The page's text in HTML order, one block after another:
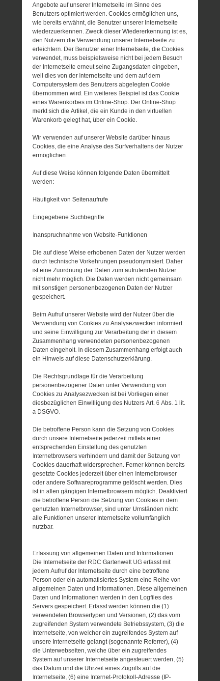
Angebote auf unserer Internetseite im Sinne des
Benutzers optimiert werden. Cookies ermöglichen uns,
wie bereits erwähnt, die Benutzer unserer Internetseite
wiederzuerkennen. Zweck dieser Wiedererkennung ist es,
den Nutzern die Verwendung unserer Internetseite zu
erleichtern. Der Benutzer einer Internetseite, die Cookies
verwendet, muss beispielsweise nicht bei jedem Besuch
der Internetseite erneut seine Zugangsdaten eingeben,
weil dies von der Internetseite und dem auf dem
Computersystem des Benutzers abgelegten Cookie
übernommen wird. Ein weiteres Beispiel ist das Cookie
eines Warenkorbes im Online-Shop. Der Online-Shop
merkt sich die Artikel, die ein Kunde in den virtuellen
Warenkorb gelegt hat, über ein Cookie.
Wir verwenden auf unserer Website darüber hinaus
Cookies, die eine Analyse des Surfverhaltens der Nutzer
ermöglichen.
Auf diese Weise können folgende Daten übermittelt
werden:
Häufigkeit von Seitenaufrufe
Eingegebene Suchbegriffe
Inanspruchnahme von Website-Funktionen
Die auf diese Weise erhobenen Daten der Nutzer werden
durch technische Vorkehrungen pseudonymisiert. Daher
ist eine Zuordnung der Daten zum aufrufenden Nutzer
nicht mehr möglich. Die Daten werden nicht gemeinsam
mit sonstigen personenbezogenen Daten der Nutzer
gespeichert.
Beim Aufruf unserer Website wird der Nutzer über die
Verwendung von Cookies zu Analysezwecken informiert
und seine Einwilligung zur Verarbeitung der in diesem
Zusammenhang verwendeten personenbezogenen
Daten eingeholt. In diesem Zusammenhang erfolgt auch
ein Hinweis auf diese Datenschutzerklärung.
Die Rechtsgrundlage für die Verarbeitung
personenbezogener Daten unter Verwendung von
Cookies zu Analysezwecken ist bei Vorliegen einer
diesbezüglichen Einwilligung des Nutzers Art. 6 Abs. 1 lit.
a DSGVO.
Die betroffene Person kann die Setzung von Cookies
durch unsere Internetseite jederzeit mittels einer
entsprechenden Einstellung des genutzten
Internetbrowsers verhindern und damit der Setzung von
Cookies dauerhaft widersprechen. Ferner können bereits
gesetzte Cookies jederzeit über einen Internetbrowser
oder andere Softwareprogramme gelöscht werden. Dies
ist in allen gängigen Internetbrowsern möglich. Deaktiviert
die betroffene Person die Setzung von Cookies in dem
genutzten Internetbrowser, sind unter Umständen nicht
alle Funktionen unserer Internetseite vollumfänglich
nutzbar.
Erfassung von allgemeinen Daten und Informationen
Die Internetseite der RDC Gartenwelt UG erfasst mit
jedem Aufruf der Internetseite durch eine betroffene
Person oder ein automatisiertes System eine Reihe von
allgemeinen Daten und Informationen. Diese allgemeinen
Daten und Informationen werden in den Logfiles des
Servers gespeichert. Erfasst werden können die (1)
verwendeten Browsertypen und Versionen, (2) das vom
zugreifenden System verwendete Betriebssystem, (3) die
Internetseite, von welcher ein zugreifendes System auf
unsere Internetseite gelangt (sogenannte Referrer), (4)
die Unterwebseiten, welche über ein zugreifendes
System auf unserer Internetseite angesteuert werden, (5)
das Datum und die Uhrzeit eines Zugriffs auf die
Internetseite, (6) eine Internet-Protokoll-Adresse (IP-